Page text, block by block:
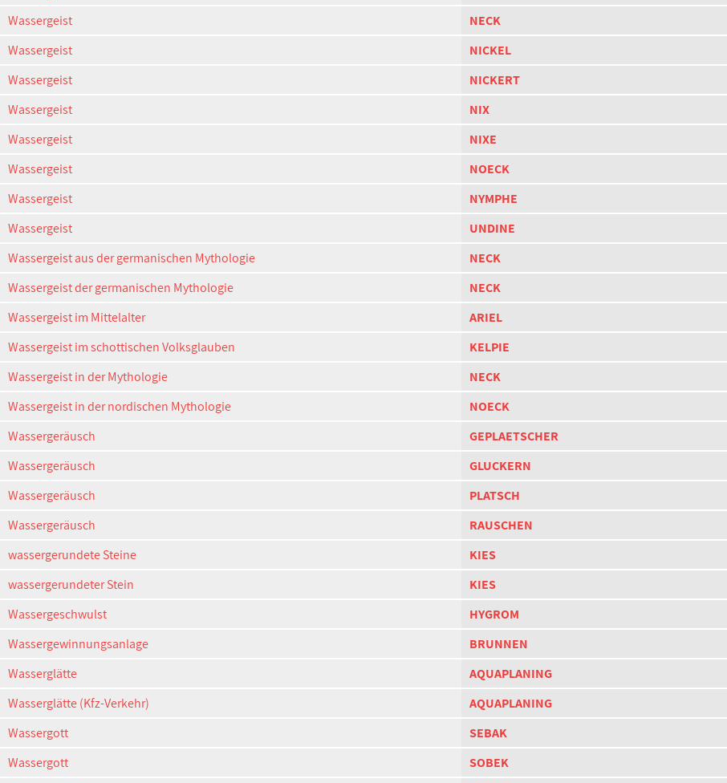
Wassergeist
NECK
Wassergeist
NICKEL
Wassergeist
NICKERT
Wassergeist
NIX
Wassergeist
NIXE
Wassergeist
NOECK
Wassergeist
NYMPHE
Wassergeist
UNDINE
Wassergeist aus der germanischen Mythologie
NECK
Wassergeist der germanischen Mythologie
NECK
Wassergeist im Mittelalter
ARIEL
Wassergeist im schottischen Volksglauben
KELPIE
Wassergeist in der Mythologie
NECK
Wassergeist in der nordischen Mythologie
NOECK
Wassergeräusch
GEPLAETSCHER
Wassergeräusch
GLUCKERN
Wassergeräusch
PLATSCH
Wassergeräusch
RAUSCHEN
wassergerundete Steine
KIES
wassergerundeter Stein
KIES
Wassergeschwulst
HYGROM
Wassergewinnungsanlage
BRUNNEN
Wasserglätte
AQUAPLANING
Wasserglätte (Kfz-Verkehr)
AQUAPLANING
Wassergott
SEBAK
Wassergott
SOBEK